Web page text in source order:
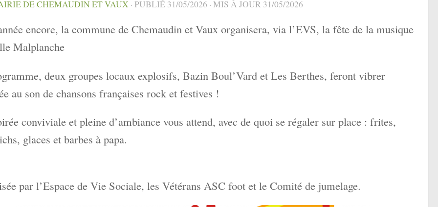
DE CHEMAUDIN ET VAUX · PUBLIÉ 31/05/2026 · MIS À JOUR 31/05/2026
encore, la commune de Chemaudin et Vaux organisera, via l’EVS, la fête de la musique
Malplanche
deux groupes locaux explosifs, Bazin Boul’Vard et Les Berthes, feront vibrer
au son de chansons françaises rock et festives !
conviviale et pleine d’ambiance vous attend, avec de quoi se régaler sur place : frites,
glaces et barbes à papa.
par l’Espace de Vie Sociale, les Vétérans ASC foot et le Comité de jumelage.